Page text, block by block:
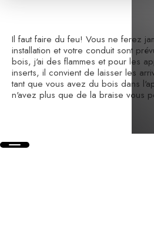
Il faut faire du feu! Vous ne ferez
installation et votre conduit sont
bois, j'ai des flammes et pour les
inserts, il convient de laisser les
tant que vous avez du bois dans
n'avez plus que de la braise vous